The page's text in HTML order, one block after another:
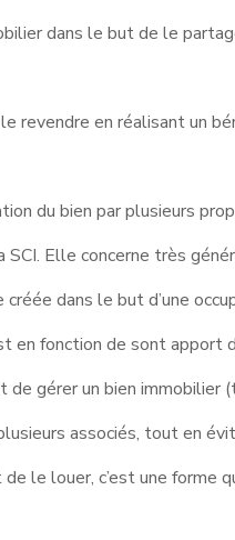
dans le but de le
revendre en réalisant un
du bien par plusieurs
Elle concerne très
dans le but d’une
en fonction de sont apport
gérer un bien
associés, tout en
le louer, c’est une forme